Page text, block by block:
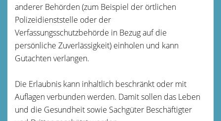
anderer Behörden (zum Beispiel der örtlichen
Polizeidienststelle oder der
Verfassungsschutzbehörde in Bezug auf die
persönliche Zuverlässigkeit) einholen und kann
Gutachten verlangen.
Die Erlaubnis kann inhaltlich beschränkt oder mit
Auflagen verbunden werden. Damit sollen das Leben
und die Gesundheit sowie Sachgüter Beschäftigter